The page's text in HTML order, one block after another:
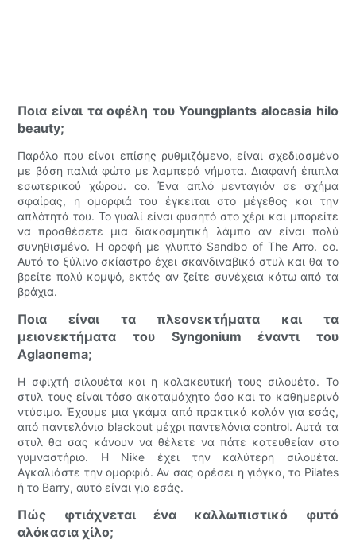
Ποια είναι τα οφέλη του Youngplants alocasia hilo
beauty;
Παρόλο που είναι επίσης ρυθμιζόμενο, είναι σχεδιασμένο
με βάση παλιά φώτα με λαμπερά νήματα. Διαφανή έπιπλα
εσωτερικού χώρου. co. Ένα απλό μενταγιόν σε σχήμα
σφαίρας, η ομορφιά του έγκειται στο μέγεθος και την
απλότητά του. Το γυαλί είναι φυσητό στο χέρι και μπορείτε
να προσθέσετε μια διακοσμητική λάμπα αν είναι πολύ
συνηθισμένο. Η οροφή με γλυπτό Sandbo of The Arro. co.
Αυτό το ξύλινο σκίαστρο έχει σκανδιναβικό στυλ και θα το
βρείτε πολύ κομψό, εκτός αν ζείτε συνέχεια κάτω από τα
βράχια.
Ποια είναι τα πλεονεκτήματα και τα
μειονεκτήματα του Syngonium έναντι του
Aglaonema;
Η σφιχτή σιλουέτα και η κολακευτική τους σιλουέτα. Το
στυλ τους είναι τόσο ακαταμάχητο όσο και το καθημερινό
ντύσιμο. Έχουμε μια γκάμα από πρακτικά κολάν για εσάς,
από παντελόνια blackout μέχρι παντελόνια control. Αυτά τα
στυλ θα σας κάνουν να θέλετε να πάτε κατευθείαν στο
γυμναστήριο. Η Nike έχει την καλύτερη σιλουέτα.
Αγκαλιάστε την ομορφιά. Αν σας αρέσει η γιόγκα, το Pilates
ή το Barry, αυτό είναι για εσάς.
Πώς φτιάχνεται ένα καλλωπιστικό φυτό
αλόκασια χίλο;